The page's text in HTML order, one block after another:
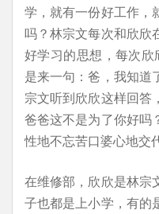
学，就有一份好工作，
吗？林宗文每次和欣欣
好学习的思想，每次欣
是来一句：爸，我知道
宗文听到欣欣这样回答
爸爸这不是为了你好吗
性地不忘苦口婆心地交
在维修部，欣欣是林宗
子也都是上小学，有的